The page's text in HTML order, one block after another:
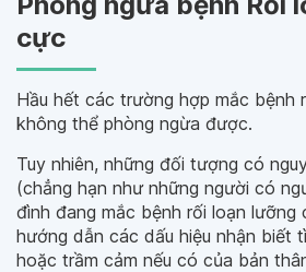
cực
Hầu hết các trường hợp mắc bệnh
không thể phòng ngừa được.
Tuy nhiên, những đối tượng có
(chẳng hạn như những người có
đình đang mắc bệnh rối loạn
hướng dẫn các dấu hiệu nhận biết
hoặc trầm cảm nếu có của bản